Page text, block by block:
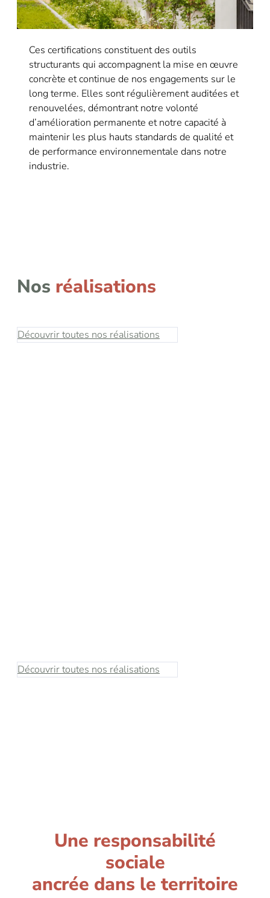
Ces certifications constituent des outils
structurants qui accompagnent la mise en œuvre
concrète et continue de nos engagements sur le
long terme. Elles sont régulièrement auditées et
renouvelées, démontrant notre volonté
d’amélioration permanente et notre capacité à
maintenir les plus hauts standards de qualité et
de performance environnementale dans notre
industrie.
Nos réalisations
Découvrir toutes nos réalisations
Découvrir toutes nos réalisations
Une responsabilité
sociale
ancrée dans le territoire